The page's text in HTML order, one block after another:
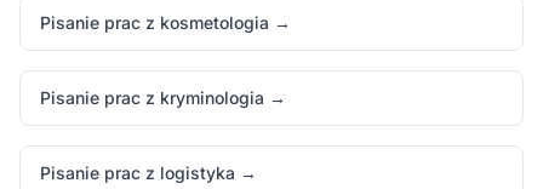
Pisanie prac z kosmetologia →
Pisanie prac z kryminologia →
Pisanie prac z logistyka →